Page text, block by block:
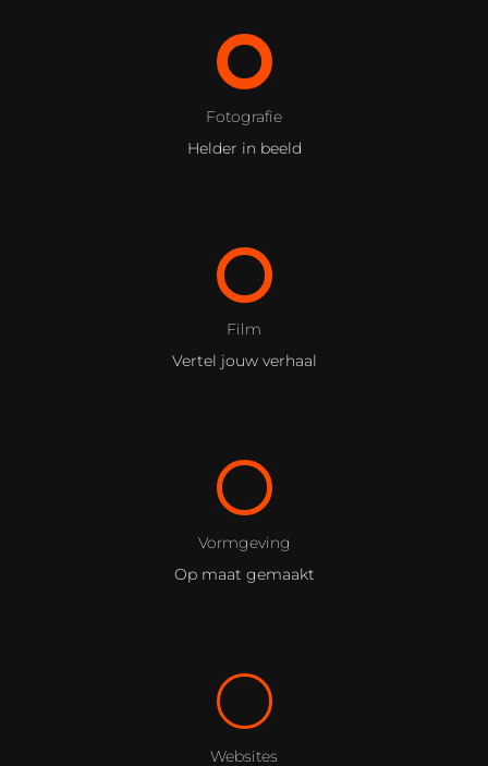
Fotografie
Helder in beeld
Film
Vertel jouw verhaal
Vormgeving
Op maat gemaakt
Websites